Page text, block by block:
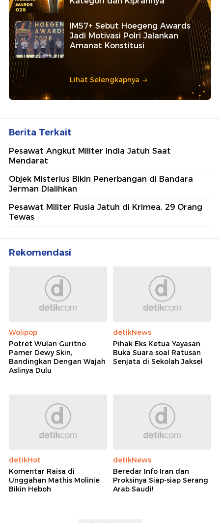
IM57+ Sebut Hoegeng Awards
Jadi Motivasi Polri Jalankan
Amanat Konstitusi
Lihat Selengkapnya
Berita Terkait
Pesawat Angkut Militer India Jatuh Saat
Mendarat
Objek Misterius Bikin Penerbangan di Bandara
Jerman Dialihkan
Pesawat Militer Rusia Jatuh di Krimea, 29 Orang
Tewas
Rekomendasi
Wolipop
Potret Wulan Guritno
Pamer Dewy Skin,
Bandingkan Dengan Wajah
Aslinya Dulu
detikNews
Pihak Eks Ketua Yayasan
Buka Suara soal Ratusan
Senjata di Sekolah Jaksel
detikHot
Komentar Raisa di
Unggahan Mathis Molinie
Bikin Heboh
detikNews
Beredar Info Iran dan
Proksinya Siap-siap Serang
Arab Saudi!